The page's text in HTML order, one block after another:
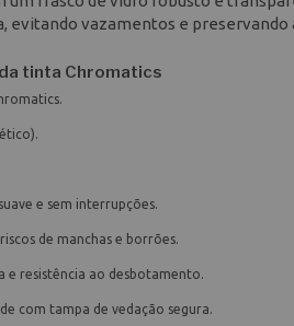
evitando vazamentos e
tinta Chromatics
e sem interrupções.
de manchas e borrões.
e resistência ao desbotamento.
com tampa de vedação segura.